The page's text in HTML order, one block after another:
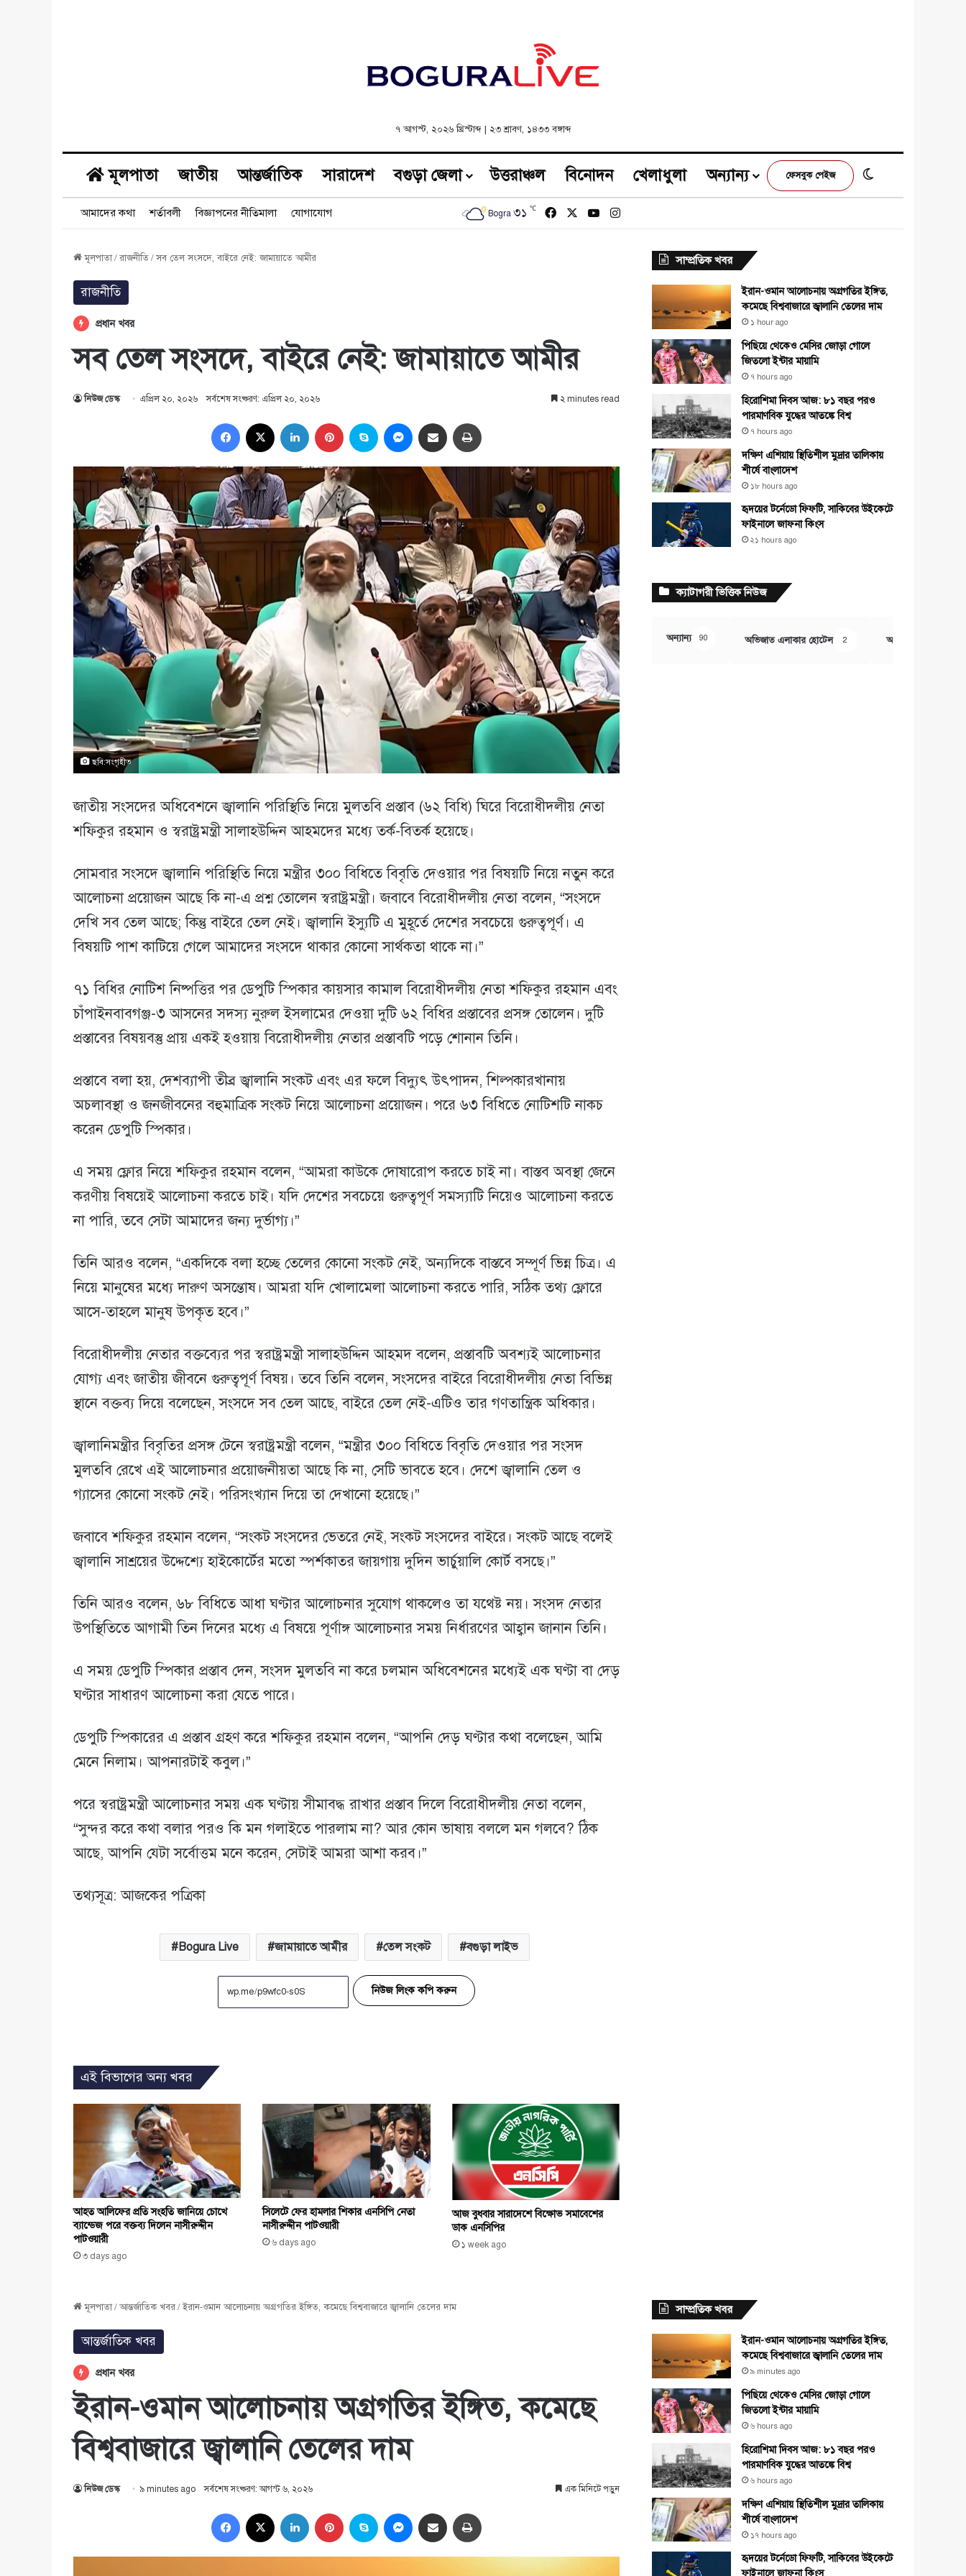
৭ আগস্ট, ২০২৬ খ্রিস্টাব্দ| ২৩ শ্রাবণ, ১৪৩৩ বঙ্গাব্দ
মূলপাতা জাতীয় আন্তর্জাতিক সারাদেশ বগুড়া জেলা উত্তরাঞ্চল বিনোদন খেলাধুলা অন্যান্য ফেসবুক পেইজ
আমাদের কথা শর্তাবলী বিজ্ঞাপনের নীতিমালা যোগাযোগ Bogra ৩১ ℃ FacebookYouTubeInstagram
মূলপাতা/রাজনীতি/সব তেল সংসদে, বাইরে নেই: জামায়াতে আমীর
রাজনীতি
প্রধান খবর
সব তেল সংসদে, বাইরে নেই: জামায়াতে আমীর
নিউজ ডেস্ক এপ্রিল ২০, ২০২৬ সর্বশেষ সংষ্করণ: এপ্রিল ২০, ২০২৬ ২ minutes read
Facebook LinkedIn Pinterest Skype MessengerShare via Email
ছবি:সংগৃহীত
জাতীয় সংসদের অধিবেশনে জ্বালানি পরিস্থিতি নিয়ে মুলতবি প্রস্তাব (৬২ বিধি) ঘিরে বিরোধীদলীয় নেতা
শফিকুর রহমান ও স্বরাষ্ট্রমন্ত্রী সালাহউদ্দিন আহমদের মধ্যে তর্ক-বিতর্ক হয়েছে।
সোমবার সংসদে জ্বালানি পরিস্থিতি নিয়ে মন্ত্রীর ৩০০ বিধিতে বিবৃতি দেওয়ার পর বিষয়টি নিয়ে নতুন করে
আলোচনা প্রয়োজন আছে কি না-এ প্রশ্ন তোলেন স্বরাষ্ট্রমন্ত্রী। জবাবে বিরোধীদলীয় নেতা বলেন, “সংসদে
দেখি সব তেল আছে; কিন্তু বাইরে তেল নেই। জ্বালানি ইস্যুটি এ মুহূর্তে দেশের সবচেয়ে গুরুত্বপূর্ণ। এ
বিষয়টি পাশ কাটিয়ে গেলে আমাদের সংসদে থাকার কোনো সার্থকতা থাকে না।”
৭১ বিধির নোটিশ নিষ্পত্তির পর ডেপুটি স্পিকার কায়সার কামাল বিরোধীদলীয় নেতা শফিকুর রহমান এবং
চাঁপাইনবাবগঞ্জ-৩ আসনের সদস্য নুরুল ইসলামের দেওয়া দুটি ৬২ বিধির প্রস্তাবের প্রসঙ্গ তোলেন। দুটি
প্রস্তাবের বিষয়বস্তু প্রায় একই হওয়ায় বিরোধীদলীয় নেতার প্রস্তাবটি পড়ে শোনান তিনি।
প্রস্তাবে বলা হয়, দেশব্যাপী তীব্র জ্বালানি সংকট এবং এর ফলে বিদ্যুৎ উৎপাদন, শিল্পকারখানায়
অচলাবস্থা ও জনজীবনের বহুমাত্রিক সংকট নিয়ে আলোচনা প্রয়োজন। পরে ৬৩ বিধিতে নোটিশটি নাকচ
করেন ডেপুটি স্পিকার।
এ সময় ফ্লোর নিয়ে শফিকুর রহমান বলেন, “আমরা কাউকে দোষারোপ করতে চাই না। বাস্তব অবস্থা জেনে
করণীয় বিষয়েই আলোচনা করতে চাই। যদি দেশের সবচেয়ে গুরুত্বপূর্ণ সমস্যাটি নিয়েও আলোচনা করতে
না পারি, তবে সেটা আমাদের জন্য দুর্ভাগ্য।”
তিনি আরও বলেন, “একদিকে বলা হচ্ছে তেলের কোনো সংকট নেই, অন্যদিকে বাস্তবে সম্পূর্ণ ভিন্ন চিত্র। এ
নিয়ে মানুষের মধ্যে দারুণ অসন্তোষ। আমরা যদি খোলামেলা আলোচনা করতে পারি, সঠিক তথ্য ফ্লোরে
আসে-তাহলে মানুষ উপকৃত হবে।”
বিরোধীদলীয় নেতার বক্তব্যের পর স্বরাষ্ট্রমন্ত্রী সালাহউদ্দিন আহমদ বলেন, প্রস্তাবটি অবশ্যই আলোচনার
যোগ্য এবং জাতীয় জীবনে গুরুত্বপূর্ণ বিষয়। তবে তিনি বলেন, সংসদের বাইরে বিরোধীদলীয় নেতা বিভিন্ন
স্থানে বক্তব্য দিয়ে বলেছেন, সংসদে সব তেল আছে, বাইরে তেল নেই-এটিও তার গণতান্ত্রিক অধিকার।
জ্বালানিমন্ত্রীর বিবৃতির প্রসঙ্গ টেনে স্বরাষ্ট্রমন্ত্রী বলেন, “মন্ত্রীর ৩০০ বিধিতে বিবৃতি দেওয়ার পর সংসদ
মুলতবি রেখে এই আলোচনার প্রয়োজনীয়তা আছে কি না, সেটি ভাবতে হবে। দেশে জ্বালানি তেল ও
গ্যাসের কোনো সংকট নেই। পরিসংখ্যান দিয়ে তা দেখানো হয়েছে।”
জবাবে শফিকুর রহমান বলেন, “সংকট সংসদের ভেতরে নেই, সংকট সংসদের বাইরে। সংকট আছে বলেই
জ্বালানি সাশ্রয়ের উদ্দেশ্যে হাইকোর্টের মতো স্পর্শকাতর জায়গায় দুদিন ভার্চুয়ালি কোর্ট বসছে।”
তিনি আরও বলেন, ৬৮ বিধিতে আধা ঘণ্টার আলোচনার সুযোগ থাকলেও তা যথেষ্ট নয়। সংসদ নেতার
উপস্থিতিতে আগামী তিন দিনের মধ্যে এ বিষয়ে পূর্ণাঙ্গ আলোচনার সময় নির্ধারণের আহ্বান জানান তিনি।
এ সময় ডেপুটি স্পিকার প্রস্তাব দেন, সংসদ মুলতবি না করে চলমান অধিবেশনের মধ্যেই এক ঘণ্টা বা দেড়
ঘণ্টার সাধারণ আলোচনা করা যেতে পারে।
ডেপুটি স্পিকারের এ প্রস্তাব গ্রহণ করে শফিকুর রহমান বলেন, “আপনি দেড় ঘণ্টার কথা বলেছেন, আমি
মেনে নিলাম। আপনারটাই কবুল।”
পরে স্বরাষ্ট্রমন্ত্রী আলোচনার সময় এক ঘণ্টায় সীমাবদ্ধ রাখার প্রস্তাব দিলে বিরোধীদলীয় নেতা বলেন,
“সুন্দর করে কথা বলার পরও কি মন গলাইতে পারলাম না? আর কোন ভাষায় বললে মন গলবে? ঠিক
আছে, আপনি যেটা সর্বোত্তম মনে করেন, সেটাই আমরা আশা করব।”
তথ্যসূত্র: আজকের পত্রিকা
Bogura Live জামায়াতে আমীর তেল সংকট বগুড়া লাইভ
নিউজ লিংক কপি করুন
এই বিভাগের অন্য খবর
আহত আলিফের প্রতি সংহতি জানিয়ে চোখে
ব্যান্ডেজ পরে বক্তব্য দিলেন নাসীরুদ্দীন
পাটওয়ারী
৩ days ago
সিলেটে ফের হামলার শিকার এনসিপি নেতা
নাসীরুদ্দীন পাটওয়ারী
৬ days ago
আজ বুধবার সারাদেশে বিক্ষোভ সমাবেশের
ডাক এনসিপির
১ week ago
সাম্প্রতিক খবর
ইরান-ওমান আলোচনায় অগ্রগতির ইঙ্গিত,
কমেছে বিশ্ববাজারে জ্বালানি তেলের দাম
১ hour ago
পিছিয়ে থেকেও মেসির জোড়া গোলে
জিতলো ইন্টার মায়ামি
৭ hours ago
হিরোশিমা দিবস আজ: ৮১ বছর পরও
পারমাণবিক যুদ্ধের আতঙ্কে বিশ্ব
৭ hours ago
দক্ষিণ এশিয়ায় স্থিতিশীল মুদ্রার তালিকায়
শীর্ষে বাংলাদেশ
১৮ hours ago
হৃদয়ের টর্নেডো ফিফটি, সাকিবের উইকেটে
ফাইনালে জাফনা কিংস
২১ hours ago
ক্যাটাগরী ভিত্তিক নিউজ
অন্যান্য 90 অভিজাত এলাকার হোটেল 2 অর্থ ও বানিজ্য